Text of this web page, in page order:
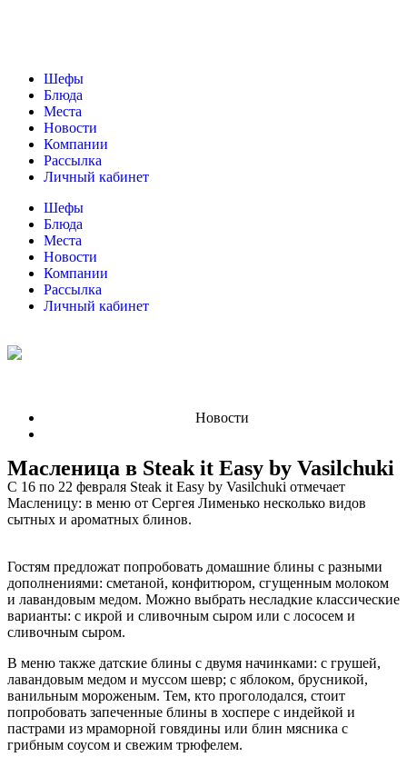
Шефы
Блюда
Места
Новости
Компании
Рассылка
Личный кабинет
Шефы
Блюда
Места
Новости
Компании
Рассылка
Личный кабинет
Новости
Масленица в Steak it Easy by Vasilchuki
С 16 по 22 февраля Steak it Easy by Vasilchuki отмечает
Масленицу: в меню от Сергея Лименько несколько видов
сытных и ароматных блинов.
Гостям предложат попробовать домашние блины с разными
дополнениями: сметаной, конфитюром, сгущенным молоком
и лавандовым медом. Можно выбрать несладкие классические
варианты: с икрой и сливочным сыром или с лососем и
сливочным сыром.
В меню также датские блины с двумя начинками: с грушей,
лавандовым медом и муссом шевр; с яблоком, брусникой,
ванильным мороженым. Тем, кто проголодался, стоит
попробовать запеченные блины в хоспере с индейкой и
пастрами из мраморной говядины или блин мясника с
грибным соусом и свежим трюфелем.